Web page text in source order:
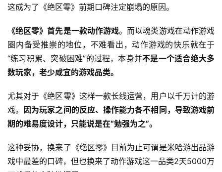
这成为了《绝区零》前期口碑注定崩塌的原因。
《绝区零》首先是一款动作游戏。而以魂类游戏在动作游戏
圈内备受推崇的地位，不难看出，动作游戏的快乐就在于
“练习积累、突破困难”的过程，本身并不是一个适合绝大多
数玩家，老少咸宜的游戏品类。
尤其对于《绝区零》这样一款长线运营，用户以千万计的游
戏。
因为玩家之间的反应、操作能力各不相同，导致游戏前
期的难易度设计，只能说是在“勉强为之”。
这种妥协，换来了《绝区零》目前为止可谓是米哈游出品游
戏中最差的口碑，但也换来了动作游戏这一品类2天5000万